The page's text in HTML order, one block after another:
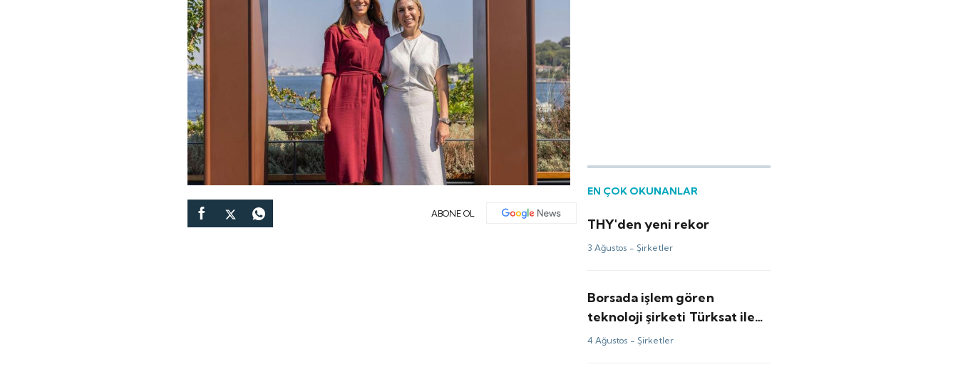
ABONE OL
EN ÇOK OKUNANLAR
THY'den yeni rekor
3 Ağustos - Şirketler
Borsada işlem gören
teknoloji şirketi Türksat ile
anlaşmasını duyurdu
4 Ağustos - Şirketler